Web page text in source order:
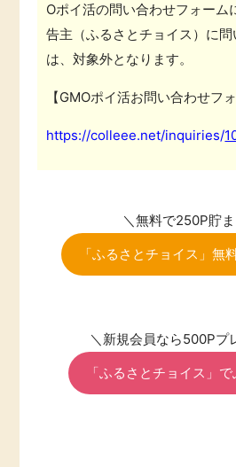
Oポイ活の問い合わせフォーム
告主（ふるさとチョイス）に
は、対象外となります。
【GMOポイ活お問い合わせフォ
https://colleee.net/inquiries/
＼無料で250P貯
「ふるさとチョイス」無
＼新規会員なら500Pプ
「ふるさとチョイス」